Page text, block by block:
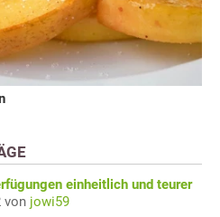
einheitlich und teurer
von jowi59